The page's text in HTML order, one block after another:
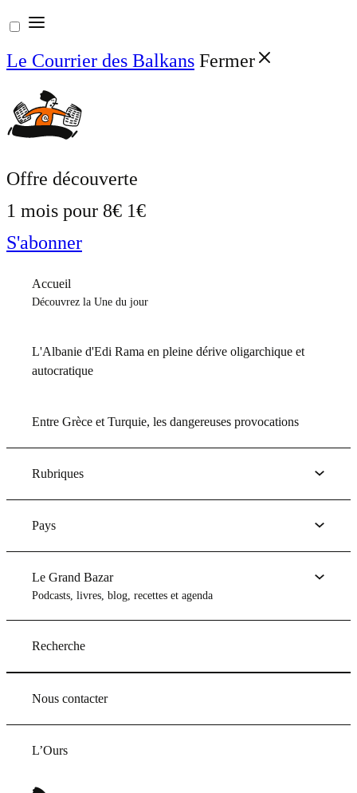
Aller
au
contenu
Le Courrier des Balkans Fermer
Offre découverte
1 mois pour 8€ 1€
S'abonner
Accueil
Découvrez la Une du jour
L'Albanie d'Edi Rama en pleine dérive oligarchique et
autocratique
Entre Grèce et Turquie, les dangereuses provocations
Rubriques
Pays
Le Grand Bazar
Podcasts, livres, blog, recettes et agenda
Recherche
Nous contacter
L’Ours